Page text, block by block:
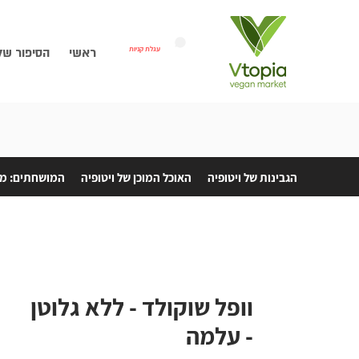
הסיפור ראשי עגלת קניות
וופל שוקולד - ללא גלוטן
- עלמה
הגבינות של ויטופיה האוכל המוכן של ויטופיה המושחתים: